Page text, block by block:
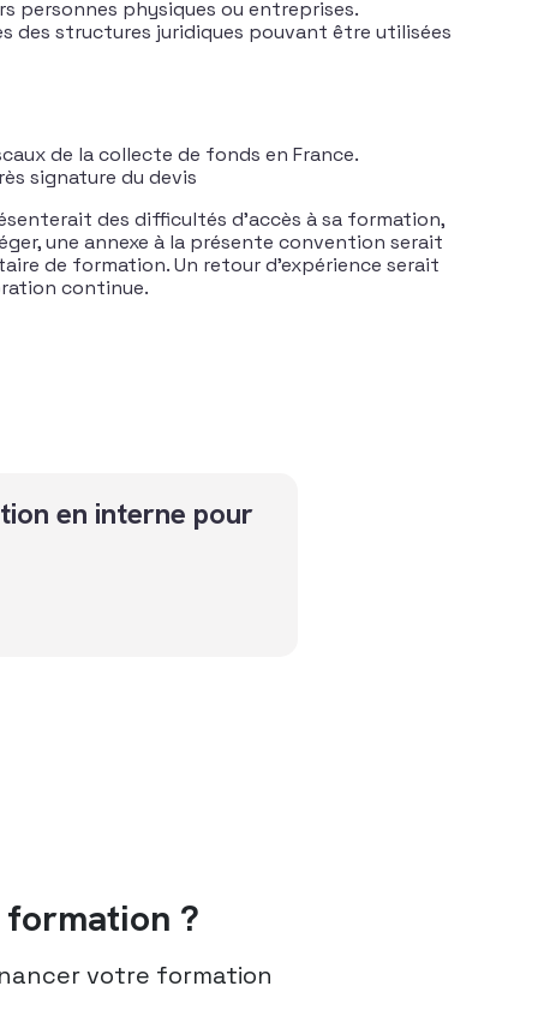
personnes physiques ou entreprises.
des structures juridiques pouvant être utilisées
de la collecte de fonds en France.
signature du devis
des difficultés d’accès à sa formation,
une annexe à la présente convention serait
de formation. Un retour d’expérience serait
continue.
en interne pour
?
votre formation